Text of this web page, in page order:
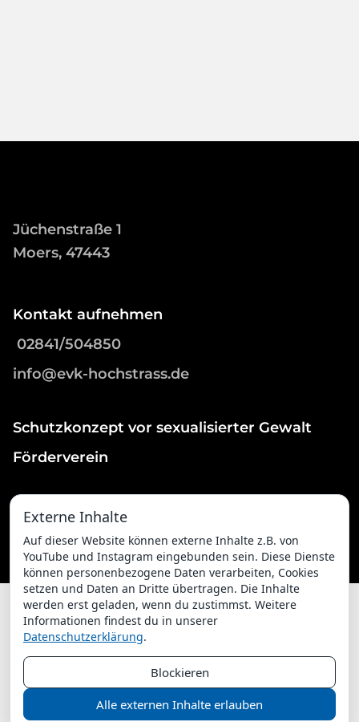
Jüchenstraße 1
Moers, 47443
Kontakt aufnehmen
02841/504850
info@evk-hochstrass.de
Schutzkonzept vor sexualisierter Gewalt
Förderverein
ChurchDesk-Login
Externe Inhalte
Auf dieser Website können externe Inhalte z.B. von
YouTube und Instagram eingebunden sein. Diese Dienste
können personenbezogene Daten verarbeiten, Cookies
setzen und Daten an Dritte übertragen. Die Inhalte
werden erst geladen, wenn du zustimmst. Weitere
Informationen findest du in unserer
Datenschutzerklärung.
Blockieren
Alle externen Inhalte erlauben